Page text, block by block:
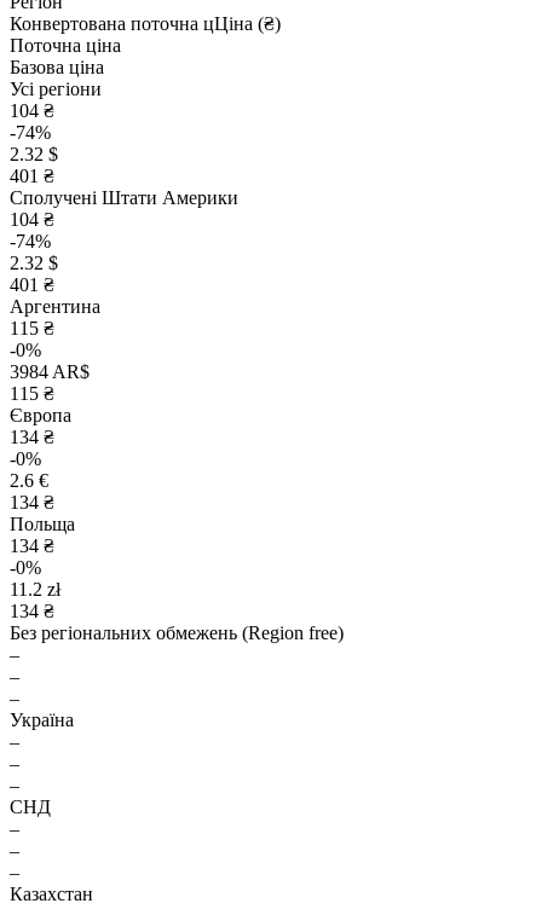
Конвертована поточна цЦіна (₴)
Поточна ціна
Базова ціна
Усі регіони
104 ₴
-74%
2.32 $
401 ₴
Сполучені Штати Америки
104 ₴
-74%
2.32 $
401 ₴
Аргентина
115 ₴
-0%
3984 AR$
115 ₴
Європа
134 ₴
-0%
2.6 €
134 ₴
Польща
134 ₴
-0%
11.2 zł
134 ₴
Без регіональних обмежень (Region free)
–
–
–
Україна
–
–
–
СНД
–
–
–
Казахстан